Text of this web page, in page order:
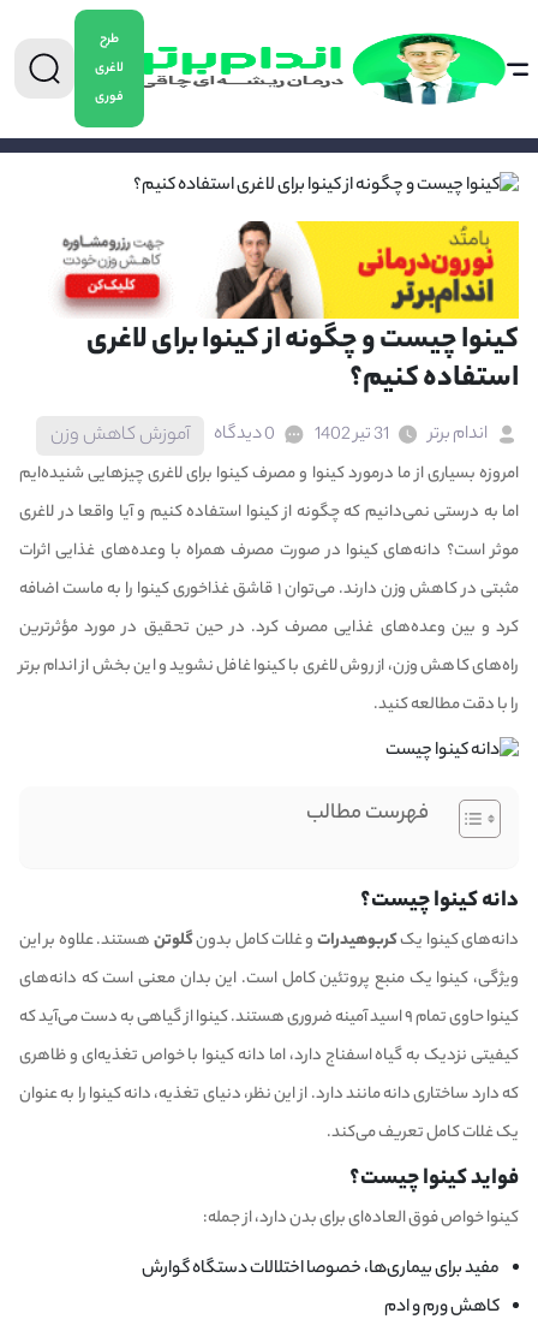
طرح
لاغری
فوری
0904-5478882
کینوا چیست و چگونه از کینوا برای لاغری
استفاده کنیم؟
اندام برتر آموزش کاهش وزن
امروزه بسیاری از ما درمورد کینوا و مصرف کینوا برای لاغری چیز‌هایی شنیده‌ایم
اما به درستی نمی‌دانیم که چگونه از کینوا استفاده کنیم و آیا واقعا در لاغری
موثر است؟ دانه‌های کینوا در صورت مصرف همراه با وعده‌های غذایی اثرات
مثبتی در کاهش وزن دارند. می‌توان ۱ قاشق غذاخوری کینوا را به ماست اضافه
کرد و بین وعده‌های غذایی مصرف کرد. در حین تحقیق در مورد مؤثرترین
راه‌های کاهش وزن، از روش لاغری با کینوا غافل نشوید و این بخش از اندام برتر
را با دقت مطالعه کنید.
فهرست مطالب
دانه کینوا چیست؟
دانه‌های کینوا یککربوهیدراتو غلات کامل بدونگلوتنهستند. علاوه بر این
ویژگی، کینوا یک منبع پروتئین کامل است. این بدان معنی است که دانه‌های
کینوا حاوی تمام ۹ اسید آمینه ضروری هستند. کینوا از گیاهی به دست می‌آید که
کیفیتی نزدیک به گیاه اسفناج دارد، اما دانه کینوا با خواص تغذیه‌ای و ظاهری
که دارد ساختاری دانه مانند دارد. از این نظر، دنیای تغذیه، دانه کینوا را به عنوان
یک غلات کامل تعریف می‌کند.
فواید کینوا چیست؟
کینوا خواص فوق العاده‌ای برای بدن دارد، از جمله:
مفید برای بیماری‌ها، خصوصا اختلالات دستگاه گوارش
کاهش ورم و ادم